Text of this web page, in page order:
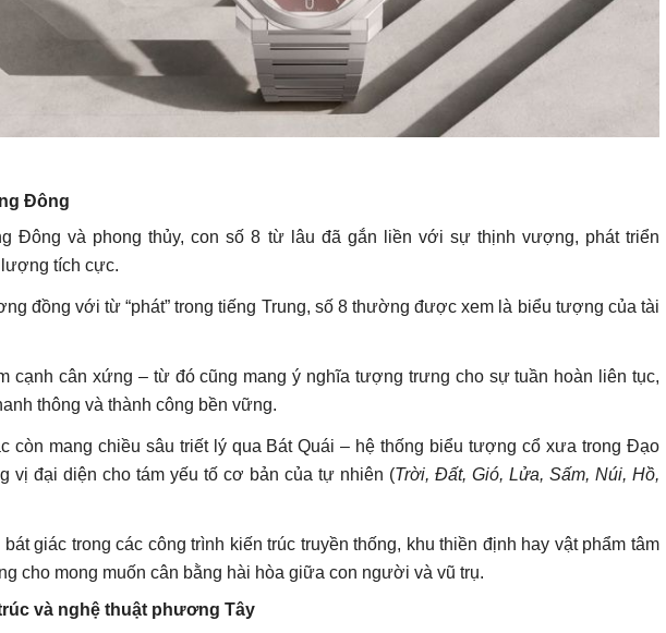
Đông
Đông và phong thủy, con số 8 từ lâu đã gắn liền với sự thịnh vượng, phát triển
tích cực.
đồng với từ “phát” trong tiếng Trung, số 8 thường được xem là biểu tượng của tài
cạnh cân xứng – từ đó cũng mang ý nghĩa tượng trưng cho sự tuần hoàn liên tục,
thông và thành công bền vững.
còn mang chiều sâu triết lý qua Bát Quái – hệ thống biểu tượng cổ xưa trong Đạo
vị đại diện cho tám yếu tố cơ bản của tự nhiên (Trời, Đất, Gió, Lửa, Sấm, Núi, Hồ,
giác trong các công trình kiến trúc truyền thống, khu thiền định hay vật phẩm tâm
cho mong muốn cân bằng hài hòa giữa con người và vũ trụ.
và nghệ thuật phương Tây